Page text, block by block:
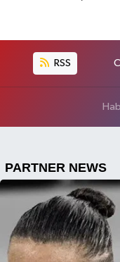
RSS